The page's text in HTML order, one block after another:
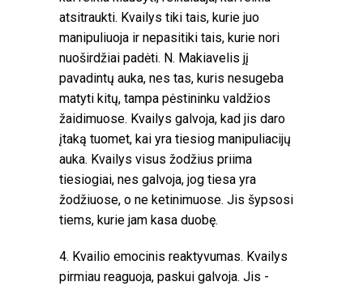
atsitraukti. Kvailys tiki tais, kurie juo
manipuliuoja ir nepasitiki tais, kurie nori
nuoširdžiai padėti. N. Makiavelis jį
pavadintų auka, nes tas, kuris nesugeba
matyti kitų, tampa pėstininku valdžios
žaidimuose. Kvailys galvoja, kad jis daro
įtaką tuomet, kai yra tiesiog manipuliacijų
auka. Kvailys visus žodžius priima
tiesiogiai, nes galvoja, jog tiesa yra
žodžiuose, o ne ketinimuose. Jis šypsosi
tiems, kurie jam kasa duobę.
4. Kvailio emocinis reaktyvumas. Kvailys
pirmiau reaguoja, paskui galvoja. Jis -